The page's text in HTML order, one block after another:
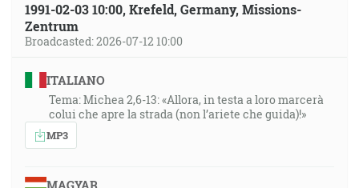
1991-02-03 10:00, Krefeld, Germany, Missions-
Zentrum
Broadcasted: 2026-07-12 10:00
ITALIANO
Tema: Michea 2,6-13: «Allora, in testa a loro marcerà
colui che apre la strada (non l’ariete che guida)!»
MP3
MAGYAR